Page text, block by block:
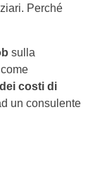
Perché
sulla
costi di
un consulente